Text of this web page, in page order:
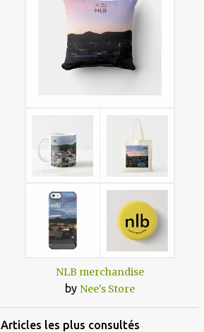
NLB merchandise
by Nee's Store
Articles les plus consultés